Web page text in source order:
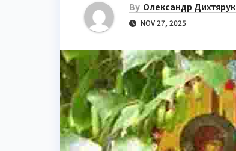
By Олександр Дихтярук
NOV 27, 2025